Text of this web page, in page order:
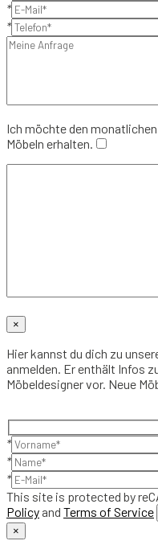
*
*
Ich möchte den
Möbeln erhalten.
×
Hier kannst du dich zu
anmelden. Er enthält Infos
Möbeldesigner vor. Neue
*
*
*
This site is protected by
Policy and Terms of Service
×